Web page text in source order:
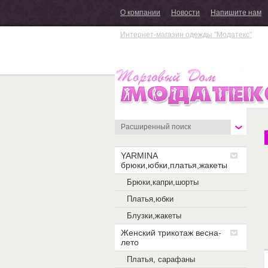
О компании Новости Напишите нам
Интернет-магазин одежды "Модатекс"
Расширенный поиск
YARMINA
брюки,юбки,платья,жакеты
Брюки,капри,шорты
Платья,юбки
Блузки,жакеты
Женский трикотаж весна-
лето
Платья, сарафаны